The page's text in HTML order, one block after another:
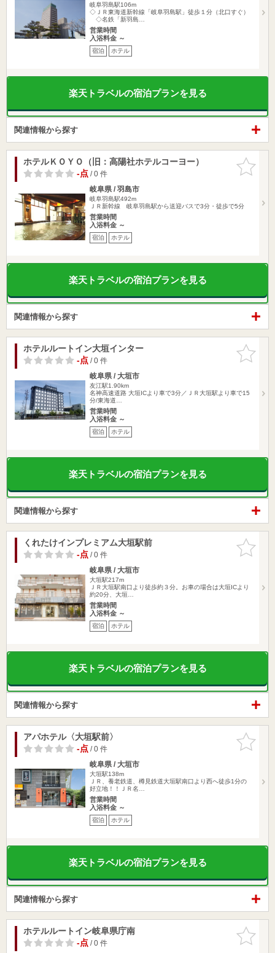
岐阜羽島駅106m
◇ＪＲ東海道新幹線「岐阜羽島駅」徒歩１分（北口すぐ）
◇名鉄「新羽島…
営業時間
入浴料金 ～
宿泊 ホテル
楽天トラベルの宿泊プランを見る
関連情報から探す
お気に入
りに追加
ホテルＫＯＹＯ（旧：高陽社ホテルコーヨー）
-点/ 0 件
岐阜県 / 羽島市
岐阜羽島駅492m
ＪＲ新幹線 岐阜羽島駅から送迎バスで3分・徒歩で5分
営業時間
入浴料金 ～
宿泊 ホテル
楽天トラベルの宿泊プランを見る
関連情報から探す
お気に入
りに追加
ホテルルートイン大垣インター
-点/ 0 件
岐阜県 / 大垣市
友江駅1.90km
名神高速道路 大垣ICより車で3分／ＪＲ大垣駅より車で15
分/東海道…
営業時間
入浴料金 ～
宿泊 ホテル
楽天トラベルの宿泊プランを見る
関連情報から探す
お気に入
りに追加
くれたけインプレミアム大垣駅前
-点/ 0 件
岐阜県 / 大垣市
大垣駅217m
ＪＲ大垣駅南口より徒歩約３分。お車の場合は大垣ICより
約20分、大垣…
営業時間
入浴料金 ～
宿泊 ホテル
楽天トラベルの宿泊プランを見る
関連情報から探す
お気に入
りに追加
アパホテル〈大垣駅前〉
-点/ 0 件
岐阜県 / 大垣市
大垣駅138m
ＪＲ、養老鉄道、樽見鉄道大垣駅南口より西へ徒歩1分の
好立地！！ＪＲ名…
営業時間
入浴料金 ～
宿泊 ホテル
楽天トラベルの宿泊プランを見る
関連情報から探す
お気に入
りに追加
ホテルルートイン岐阜県庁南
-点/ 0 件